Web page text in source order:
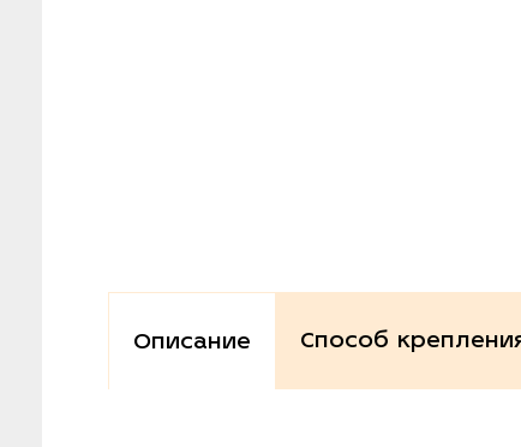
Описание Способ